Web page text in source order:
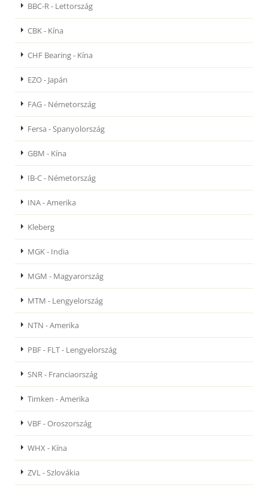
BBC-R - Lettország
CBK - Kína
CHF Bearing - Kína
EZO - Japán
FAG - Németország
Fersa - Spanyolország
GBM - Kína
IB-C - Németország
INA - Amerika
Kleberg
MGK - India
MGM - Magyarország
MTM - Lengyelország
NTN - Amerika
PBF - FLT - Lengyelország
SNR - Franciaország
Timken - Amerika
VBF - Oroszország
WHX - Kína
ZVL - Szlovákia